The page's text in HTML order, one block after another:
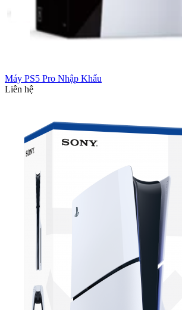
Máy PS5 Pro Nhập Khẩu
Liên hệ